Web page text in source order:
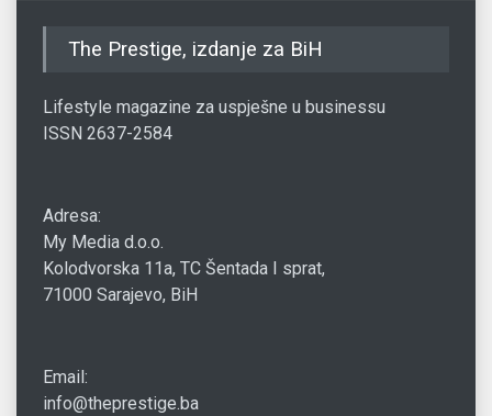
The Prestige, izdanje za BiH
Lifestyle magazine za uspješne u businessu
ISSN 2637-2584
Adresa:
My Media d.o.o.
Kolodvorska 11a, TC Šentada I sprat,
71000 Sarajevo, BiH
Email:
info@theprestige.ba